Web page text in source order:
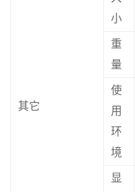
其它
小
重
量
使
用
环
境
显